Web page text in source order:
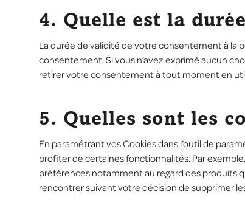
4. Quelle est la
La durée de validité de votre consentement à la
consentement. Si vous n’avez exprimé aucun
retirer votre consentement à tout moment en
5. Quelles sont les
En paramétrant vos Cookies dans l’outil de
profiter de certaines fonctionnalités. Par
préférences notamment au regard des produits
rencontrer suivant votre décision de supprimer